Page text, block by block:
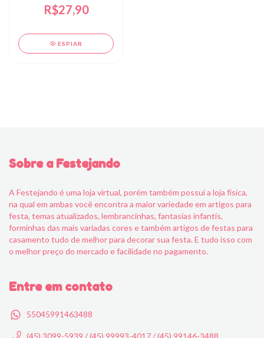
R$27,90
ESPIAR
Sobre a Festejando
A Festejando é uma loja virtual, porém também possui a loja física,
na qual em ambas você encontra a maior variedade em artigos para
festa, temas atualizados, lembrancinhas, fantasias infantis,
forminhas das mais variadas cores e também artigos de festas para
casamento tudo de melhor para decorar sua festa. E tudo isso com
o melhor preço do mercado e facilidade no pagamento.
Entre em contato
55045991463488